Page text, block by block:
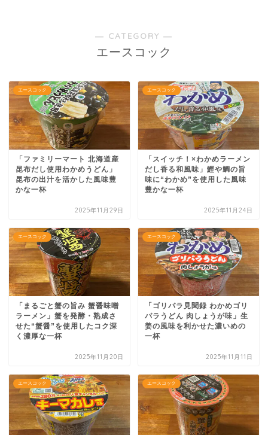
― CATEGORY ―
エースコック
エースコック
「ファミリーマート 北海道産
昆布だし使用わかめうどん」
昆布の出汁を活かした風味豊
かな一杯
2025年11月29日
エースコック
「スイッチ！×わかめラーメン
だし香る和風味」鰹や鯛の旨
味に“わかめ”を使用した風味
豊かな一杯
2025年11月24日
エースコック
「まるごと蟹の旨み 蟹醤味噌
ラーメン」蟹を発酵・熟成さ
せた“蟹醤”を使用したコク深
く濃厚な一杯
2025年11月20日
エースコック
「ゴリパラ見聞録 わかめゴリ
パラうどん 肉しょうが味」生
姜の風味を利かせた濃いめの
一杯
2025年11月11日
エースコック エースコック